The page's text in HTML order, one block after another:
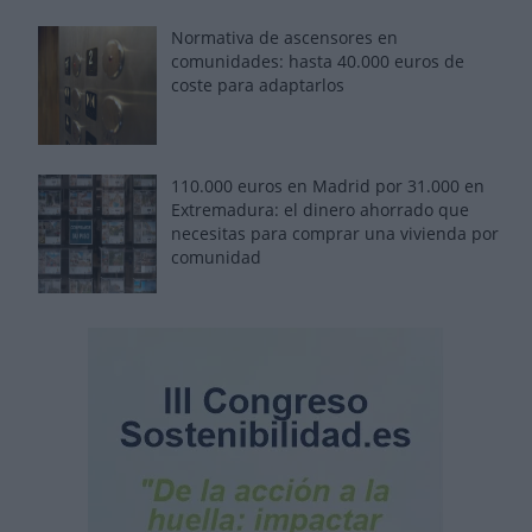
Normativa de ascensores en
comunidades: hasta 40.000 euros de
coste para adaptarlos
110.000 euros en Madrid por 31.000 en
Extremadura: el dinero ahorrado que
necesitas para comprar una vivienda por
comunidad